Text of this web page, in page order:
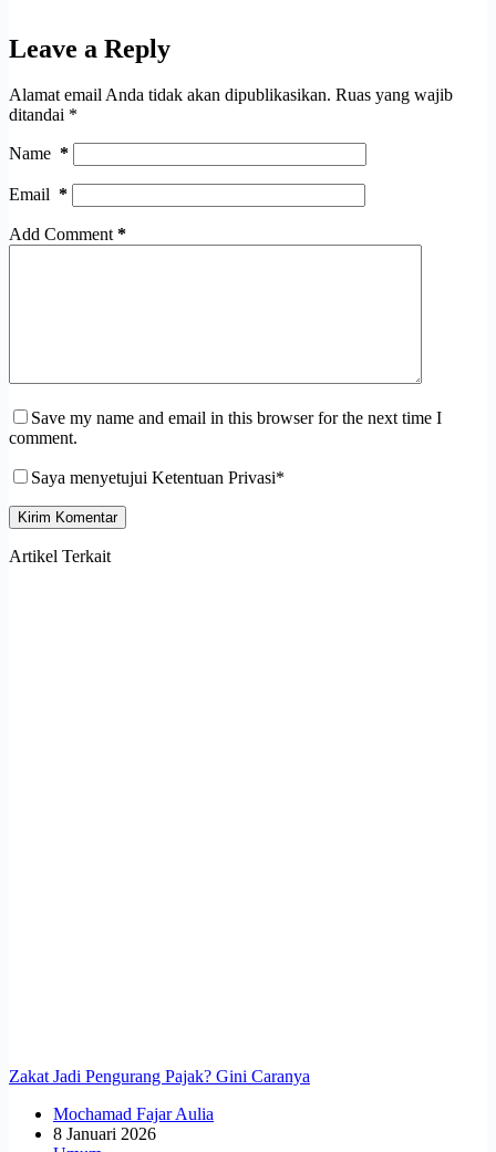
Leave a Reply
Alamat email Anda tidak akan dipublikasikan. Ruas yang wajib
ditandai *
Name *
Email *
Add Comment*
Save my name and email in this browser for the next time I
comment.
Saya menyetujui Ketentuan Privasi*
Kirim Komentar
Artikel Terkait
Zakat Jadi Pengurang Pajak? Gini Caranya
Mochamad Fajar Aulia
8 Januari 2026